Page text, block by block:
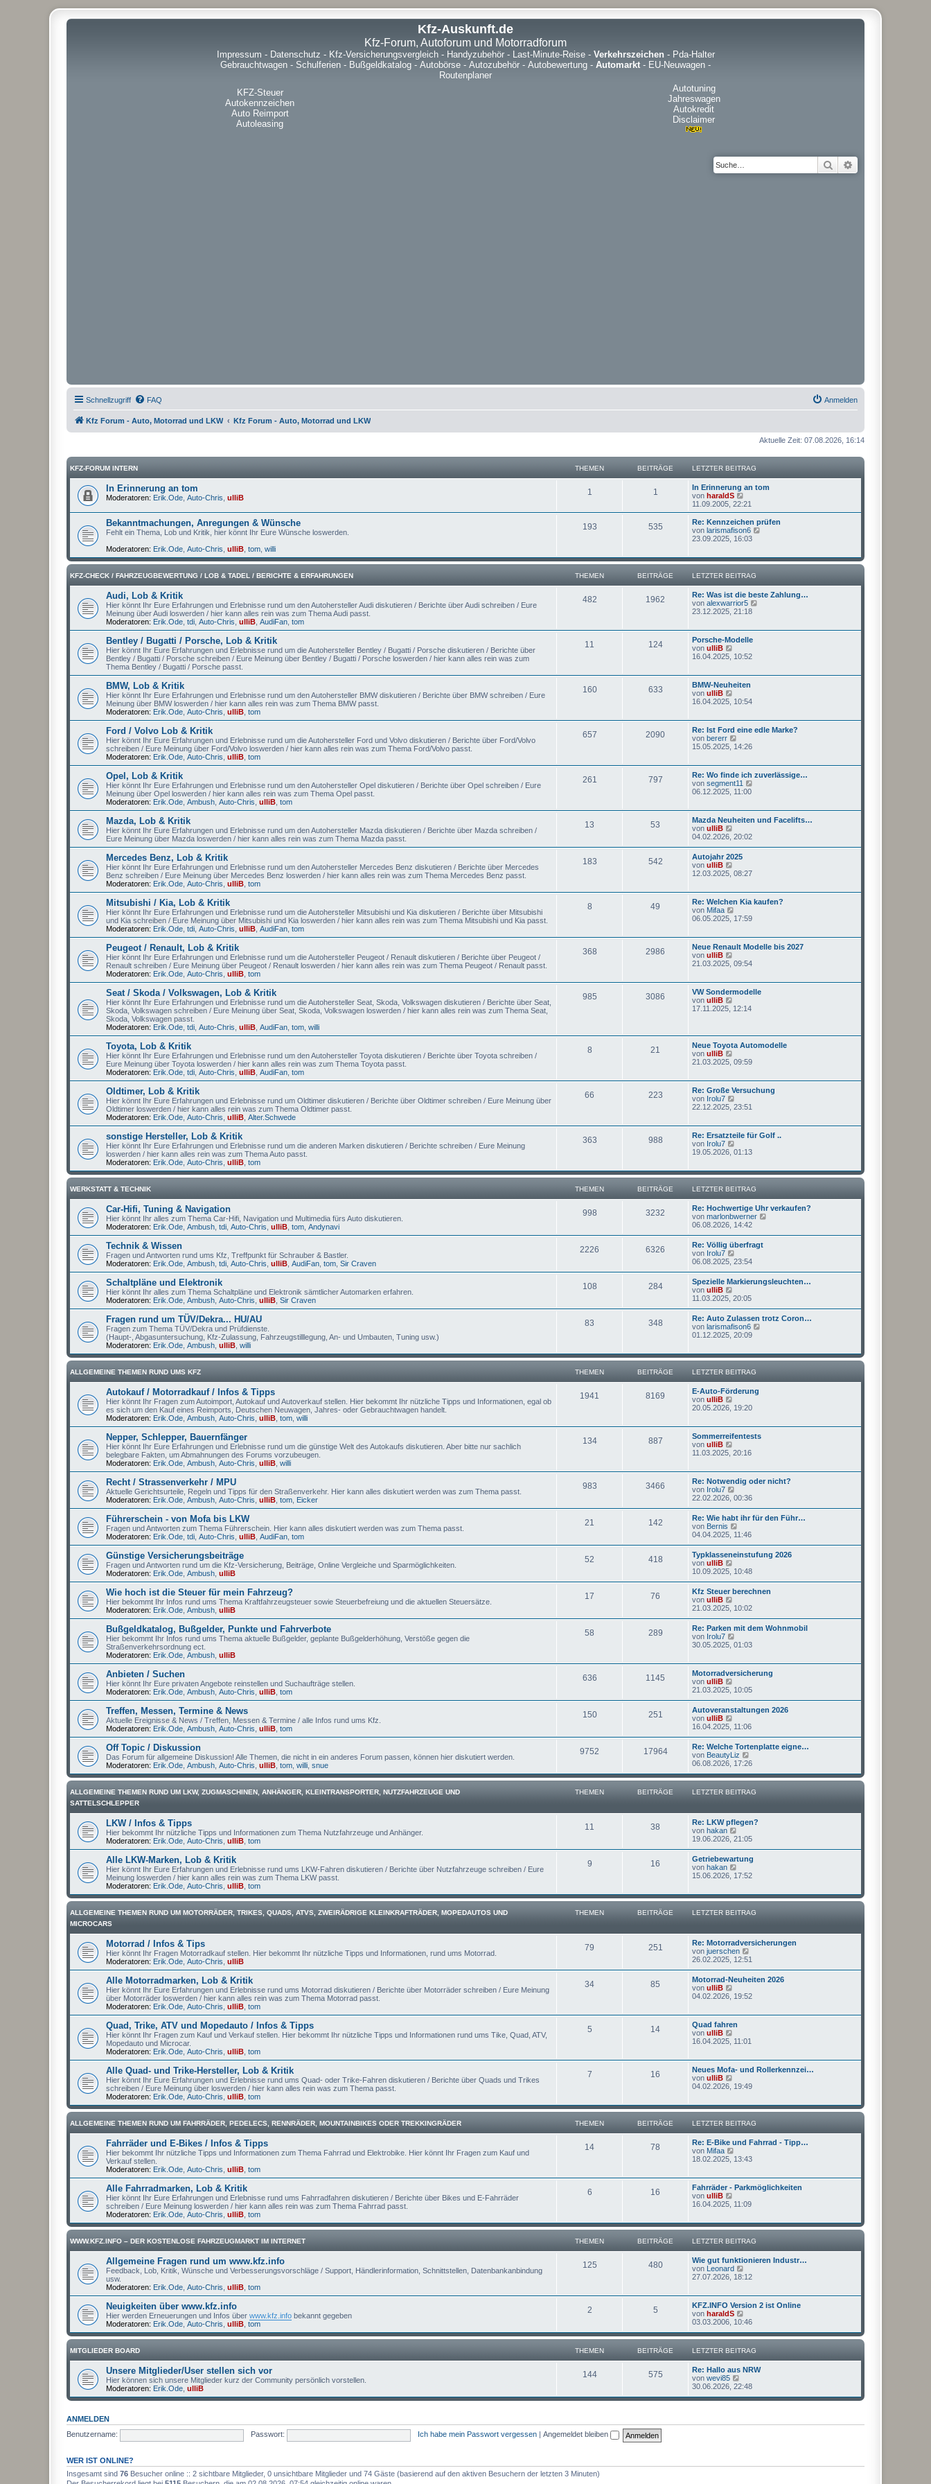
Kfz-Auskunft.de
Kfz-Forum, Autoforum und Motorradforum
Impressum - Datenschutz - Kfz-Versicherungsvergleich- Handyzubehör- Last-Minute-Reise- Verkehrszeichen- Pda-Halter
Gebrauchtwagen - Schulferien - Bußgeldkatalog - Autobörse - Autozubehör - Autobewertung - Automarkt - EU-Neuwagen -
Routenplaner
KFZ-Steuer
Autokennzeichen
Auto Reimport
Autoleasing
Autotuning
Jahreswagen
Autokredit
Disclaimer
Suche
Schnellzugriff FAQ Anmelden
Kfz Forum - Auto, Motorrad und LKW Kfz Forum - Auto, Motorrad und LKW
Aktuelle Zeit: 07.08.2026, 16:14
KFZ-FORUM INTERN THEMEN BEITRÄGE LETZTER BEITRAG
In Erinnerung an tom
Moderatoren: Erik.Ode Auto-Chris ulliB
1 1
In Erinnerung an tom
von haraldS
e
u
e
s
t
B
i
t
r
a
g
11.09.2005, 22:21
Bekanntmachungen, Anregungen & Wünsche
Fehlt ein Thema, Lob und Kritik, hier könnt Ihr Eure Wünsche loswerden.
Moderatoren: Erik.Ode Auto-Chris ulliB tom willi
193 535
Re: Kennzeichen prüfen
von larismafison6
s
r
B
r
23.09.2025, 16:03
KFZ-CHECK / FAHRZEUGBEWERTUNG / LOB & TADEL / BERICHTE & ERFAHRUNGEN THEMEN BEITRÄGE LETZTER BEITRAG
Audi, Lob & Kritik
Hier könnt Ihr Eure Erfahrungen und Erlebnisse rund um den Autohersteller Audi diskutieren / Berichte über Audi schreiben / Eure
Meinung über Audi loswerden / hier kann alles rein was zum Thema Audi passt.
Moderatoren: Erik.Ode tdi Auto-Chris ulliB AudiFan tom
482 1962
Re: Was ist die beste Zahlung…
von alexwarrior5
e
g
23.12.2025, 21:18
Bentley / Bugatti / Porsche, Lob & Kritik
Hier könnt Ihr Eure Erfahrungen und Erlebnisse rund um die Autohersteller Bentley / Bugatti / Porsche diskutieren / Berichte über
Bentley / Bugatti / Porsche schreiben / Eure Meinung über Bentley / Bugatti / Porsche loswerden / hier kann alles rein was zum
Thema Bentley / Bugatti / Porsche passt.
11 124
Porsche-Modelle
von ulliB
e
s
t
e
r
e
i
t
r
g
16.04.2025, 10:52
BMW, Lob & Kritik
Hier könnt Ihr Eure Erfahrungen und Erlebnisse rund um den Autohersteller BMW diskutieren / Berichte über BMW schreiben / Eure
Meinung über BMW loswerden / hier kann alles rein was zum Thema BMW passt.
Moderatoren: Erik.Ode Auto-Chris ulliB tom
160 633
BMW-Neuheiten
von ulliB
e
s
t
e
r
e
i
t
r
g
16.04.2025, 10:54
Ford / Volvo Lob & Kritik
Hier könnt Ihr Eure Erfahrungen und Erlebnisse rund um die Autohersteller Ford und Volvo diskutieren / Berichte über Ford/Volvo
schreiben / Eure Meinung über Ford/Volvo loswerden / hier kann alles rein was zum Thema Ford/Volvo passt.
Moderatoren: Erik.Ode Auto-Chris ulliB tom
657 2090
Re: Ist Ford eine edle Marke?
von bererr
e
s
t
e
r
e
i
r
a
g
15.05.2025, 14:26
Opel, Lob & Kritik
Hier könnt Ihr Eure Erfahrungen und Erlebnisse rund um den Autohersteller Opel diskutieren / Berichte über Opel schreiben / Eure
Meinung über Opel loswerden / hier kann alles rein was zum Thema Opel passt.
Moderatoren: Erik.Ode Ambush Auto-Chris ulliB tom
261 797
Re: Wo finde ich zuverlässige…
von segment11
t
B
a
g
06.12.2025, 11:00
Mazda, Lob & Kritik
Hier könnt Ihr Eure Erfahrungen und Erlebnisse rund um den Autohersteller Mazda diskutieren / Berichte über Mazda schreiben /
Eure Meinung über Mazda loswerden / hier kann alles rein was zum Thema Mazda passt.
13 53
Mazda Neuheiten und Facelifts…
von ulliB
e
e
s
t
e
B
e
i
t
a
g
04.02.2026, 20:02
Mercedes Benz, Lob & Kritik
Hier könnt Ihr Eure Erfahrungen und Erlebnisse rund um den Autohersteller Mercedes Benz diskutieren / Berichte über Mercedes
Benz schreiben / Eure Meinung über Mercedes Benz loswerden / hier kann alles rein was zum Thema Mercedes Benz passt.
Moderatoren: Erik.Ode Auto-Chris ulliB tom
183 542
Autojahr 2025
von ulliB
e
t
e
r
e
i
r
g
12.03.2025, 08:27
Mitsubishi / Kia, Lob & Kritik
Hier könnt Ihr Eure Erfahrungen und Erlebnisse rund um die Autohersteller Mitsubishi und Kia diskutieren / Berichte über Mitsubishi
und Kia schreiben / Eure Meinung über Mitsubishi und Kia loswerden / hier kann alles rein was zum Thema Mitsubishi und Kia passt.
Moderatoren: Erik.Ode tdi Auto-Chris ulliB AudiFan tom
8 49
Re: Welchen Kia kaufen?
von Mifaa
e
s
t
e
r
e
i
r
06.05.2025, 17:59
Peugeot / Renault, Lob & Kritik
Hier könnt Ihr Eure Erfahrungen und Erlebnisse rund um die Autohersteller Peugeot / Renault diskutieren / Berichte über Peugeot /
Renault schreiben / Eure Meinung über Peugeot / Renault loswerden / hier kann alles rein was zum Thema Peugeot / Renault passt.
Moderatoren: Erik.Ode Auto-Chris ulliB tom
368 2986
Neue Renault Modelle bis 2027
von ulliB
e
t
e
r
i
t
a
21.03.2025, 09:54
Seat / Skoda / Volkswagen, Lob & Kritik
Hier könnt Ihr Eure Erfahrungen und Erlebnisse rund um die Autohersteller Seat, Skoda, Volkswagen diskutieren / Berichte über Seat,
Skoda, Volkswagen schreiben / Eure Meinung über Seat, Skoda, Volkswagen loswerden / hier kann alles rein was zum Thema Seat,
Skoda, Volkswagen passt.
Moderatoren: Erik.Ode tdi Auto-Chris ulliB AudiFan tom willi
985 3086
VW Sondermodelle
von ulliB
e
e
r
B
i
t
r
a
17.11.2025, 12:14
Toyota, Lob & Kritik
Hier könnt Ihr Eure Erfahrungen und Erlebnisse rund um den Autohersteller Toyota diskutieren / Berichte über Toyota schreiben /
Eure Meinung über Toyota loswerden / hier kann alles rein was zum Thema Toyota passt.
Moderatoren: Erik.Ode tdi Auto-Chris ulliB AudiFan tom
8 21
Neue Toyota Automodelle
von ulliB
e
s
t
e
r
e
i
t
r
g
21.03.2025, 09:59
Oldtimer, Lob & Kritik
Hier könnt Ihr Eure Erfahrungen und Erlebnisse rund um Oldtimer diskutieren / Berichte über Oldtimer schreiben / Eure Meinung über
Oldtimer loswerden / hier kann alles rein was zum Thema Oldtimer passt.
Moderatoren: Erik.Ode Auto-Chris ulliB Alter.Schwede
66 223
Re: Große Versuchung
von Irolu7
e
s
t
e
r
e
t
r
a
g
22.12.2025, 23:51
sonstige Hersteller, Lob & Kritik
Hier könnt Ihr Eure Erfahrungen und Erlebnisse rund um die anderen Marken diskutieren / Berichte schreiben / Eure Meinung
loswerden / hier kann alles rein was zum Thema Auto passt.
Moderatoren: Erik.Ode Auto-Chris ulliB tom
363 988
Re: Ersatzteile für Golf ..
von Irolu7
e
s
e
r
B
e
i
t
r
g
19.05.2026, 01:13
WERKSTATT & TECHNIK THEMEN BEITRÄGE LETZTER BEITRAG
Car-Hifi, Tuning & Navigation
Hier könnt Ihr alles zum Thema Car-Hifi, Navigation und Multimedia fürs Auto diskutieren.
Moderatoren: Erik.Ode Ambush tdi Auto-Chris ulliB tom Andynavi
998 3232
Re: Hochwertige Uhr verkaufen?
von marlonbwerner
r
B
t
r
a
06.08.2026, 14:42
Technik & Wissen
Fragen und Antworten rund ums Kfz, Treffpunkt für Schrauber & Bastler.
Moderatoren: Erik.Ode Ambush tdi Auto-Chris ulliB AudiFan tom Sir Craven
2226 6326
Re: Völlig überfragt
von Irolu7
e
s
t
e
r
B
e
i
r
a
g
06.08.2025, 23:54
Schaltpläne und Elektronik
Hier könnt Ihr alles zum Thema Schaltpläne und Elektronik sämtlicher Automarken erfahren.
Moderatoren: Erik.Ode Ambush Auto-Chris ulliB Sir Craven
108 284
Spezielle Markierungsleuchten…
von ulliB
e
e
s
t
e
B
i
t
r
g
11.03.2025, 20:05
Fragen rund um TÜV/Dekra... HU/AU
Fragen zum Thema TÜV/Dekra und Prüfdienste.
(Haupt-, Abgasuntersuchung, Kfz-Zulassung, Fahrzeugstilllegung, An- und Umbauten, Tuning usw.)
Moderatoren: Erik.Ode Ambush ulliB willi
83 348
Re: Auto Zulassen trotz Coron…
von larismafison6
s
r
r
a
01.12.2025, 20:09
ALLGEMEINE THEMEN RUND UMS KFZ THEMEN BEITRÄGE LETZTER BEITRAG
Autokauf / Motorradkauf / Infos & Tipps
Hier könnt Ihr Fragen zum Autoimport, Autokauf und Autoverkauf stellen. Hier bekommt Ihr nützliche Tipps und Informationen, egal ob
es sich um den Kauf eines Reimports, Deutschen Neuwagen, Jahres- oder Gebrauchtwagen handelt.
Moderatoren: Erik.Ode Ambush Auto-Chris ulliB tom willi
1941 8169
E-Auto-Förderung
von ulliB
e
s
t
e
r
e
i
t
r
a
g
20.05.2026, 19:20
Nepper, Schlepper, Bauernfänger
Hier könnt Ihr Eure Erfahrungen und Erlebnisse rund um die günstige Welt des Autokaufs diskutieren. Aber bitte nur sachlich
belegbare Fakten, um Abmahnungen des Forums vorzubeugen.
Moderatoren: Erik.Ode Ambush Auto-Chris ulliB willi
134 887
Sommerreifentests
von ulliB
e
t
e
r
B
e
i
t
r
a
g
11.03.2025, 20:16
Recht / Strassenverkehr / MPU
Aktuelle Gerichtsurteile, Regeln und Tipps für den Straßenverkehr. Hier kann alles diskutiert werden was zum Thema passt.
Moderatoren: Erik.Ode Ambush Auto-Chris ulliB tom Eicker
983 3466
Re: Notwendig oder nicht?
von Irolu7
e
s
t
e
r
B
i
t
r
a
g
22.02.2026, 00:36
Führerschein - von Mofa bis LKW
Fragen und Antworten zum Thema Führerschein. Hier kann alles diskutiert werden was zum Thema passt.
Moderatoren: Erik.Ode tdi Auto-Chris ulliB AudiFan tom
21 142
Re: Wie habt ihr für den Führ…
von Bernis
e
e
s
t
e
r
B
i
t
r
a
g
04.04.2025, 11:46
Günstige Versicherungsbeiträge
Fragen und Antworten rund um die Kfz-Versicherung, Beiträge, Online Vergleiche und Sparmöglichkeiten.
Moderatoren: Erik.Ode Ambush ulliB
52 418
Typklasseneinstufung 2026
von ulliB
e
e
s
t
e
r
B
e
i
r
a
g
10.09.2025, 10:48
Wie hoch ist die Steuer für mein Fahrzeug?
Hier bekommt Ihr Infos rund ums Thema Kraftfahrzeugsteuer sowie Steuerbefreiung und die aktuellen Steuersätze.
Moderatoren: Erik.Ode Ambush ulliB
17 76
Kfz Steuer berechnen
von ulliB
e
s
t
e
B
e
t
r
a
g
21.03.2025, 10:02
Bußgeldkatalog, Bußgelder, Punkte und Fahrverbote
Hier bekommt Ihr Infos rund ums Thema aktuelle Bußgelder, geplante Bußgelderhöhung, Verstöße gegen die
Straßenverkehrsordnung ect.
Moderatoren: Erik.Ode Ambush ulliB
58 289
Re: Parken mit dem Wohnmobil
von Irolu7
e
t
e
r
B
e
t
r
a
g
30.05.2025, 01:03
Anbieten / Suchen
Hier könnt Ihr Eure privaten Angebote reinstellen und Suchaufträge stellen.
Moderatoren: Erik.Ode Ambush Auto-Chris ulliB tom
636 1145
Motorradversicherung
von ulliB
e
s
t
e
r
B
e
i
t
r
a
g
21.03.2025, 10:05
Treffen, Messen, Termine & News
Aktuelle Ereignisse & News / Treffen, Messen & Termine / alle Infos rund ums Kfz.
Moderatoren: Erik.Ode Ambush Auto-Chris ulliB tom
150 251
Autoveranstaltungen 2026
von ulliB
e
e
s
t
e
r
e
a
g
16.04.2025, 11:06
Off Topic / Diskussion
Das Forum für allgemeine Diskussion! Alle Themen, die nicht in ein anderes Forum passen, können hier diskutiert werden.
Moderatoren: Erik.Ode Ambush Auto-Chris ulliB tom willi snue
9752 17964
Re: Welche Tortenplatte eigne…
von BeautyLiz
e
e
t
r
B
i
a
06.08.2026, 17:26
ALLGEMEINE THEMEN RUND UM LKW, ZUGMASCHINEN, ANHÄNGER, KLEINTRANSPORTER, NUTZFAHRZEUGE UND
SATTELSCHLEPPER
THEMEN BEITRÄGE LETZTER BEITRAG
LKW / Infos & Tipps
Hier bekommt Ihr nützliche Tipps und Informationen zum Thema Nutzfahrzeuge und Anhänger.
Moderatoren: Erik.Ode Auto-Chris ulliB tom
11 38
Re: LKW pflegen?
von hakan
e
s
t
e
B
i
g
19.06.2026, 21:05
Alle LKW-Marken, Lob & Kritik
Hier könnt Ihr Eure Erfahrungen und Erlebnisse rund ums LKW-Fahren diskutieren / Berichte über Nutzfahrzeuge schreiben / Eure
Meinung loswerden / hier kann alles rein was zum Thema LKW passt.
Moderatoren: Erik.Ode Auto-Chris ulliB tom
9 16
Getriebewartung
von hakan
e
s
e
B
e
i
t
g
15.06.2026, 17:52
ALLGEMEINE THEMEN RUND UM MOTORRÄDER, TRIKES, QUADS, ATVS, ZWEIRÄDRIGE KLEINKRAFTRÄDER, MOPEDAUTOS UND
MICROCARS
THEMEN BEITRÄGE LETZTER BEITRAG
Motorrad / Infos & Tips
Hier könnt Ihr Fragen Motorradkauf stellen. Hier bekommt Ihr nützliche Tipps und Informationen, rund ums Motorrad.
Moderatoren: Erik.Ode Auto-Chris ulliB
79 251
Re: Motorradversicherungen
von juerschen
e
e
s
t
e
B
t
a
g
26.02.2025, 12:51
Alle Motorradmarken, Lob & Kritik
Hier könnt Ihr Eure Erfahrungen und Erlebnisse rund ums Motorrad diskutieren / Berichte über Motorräder schreiben / Eure Meinung
über Motorräder loswerden / hier kann alles rein was zum Thema Motorrad passt.
Moderatoren: Erik.Ode Auto-Chris ulliB tom
34 85
Motorrad-Neuheiten 2026
von ulliB
e
t
e
r
e
i
r
g
04.02.2026, 19:52
Quad, Trike, ATV und Mopedauto / Infos & Tipps
Hier könnt Ihr Fragen zum Kauf und Verkauf stellen. Hier bekommt Ihr nützliche Tipps und Informationen rund ums Tike, Quad, ATV,
Mopedauto und Microcar.
Moderatoren: Erik.Ode Auto-Chris ulliB tom
5 14
Quad fahren
von ulliB
e
t
e
r
e
t
r
a
g
16.04.2025, 11:01
Alle Quad- und Trike-Hersteller, Lob & Kritik
Hier könnt Ihr Eure Erfahrungen und Erlebnisse rund ums Quad- oder Trike-Fahren diskutieren / Berichte über Quads und Trikes
schreiben / Eure Meinung über loswerden / hier kann alles rein was zum Thema passt.
Moderatoren: Erik.Ode Auto-Chris ulliB tom
7 16
Neues Mofa- und Rollerkennzei…
von ulliB
e
s
e
r
B
e
i
r
a
04.02.2026, 19:49
ALLGEMEINE THEMEN RUND UM FAHRRÄDER, PEDELECS, RENNRÄDER, MOUNTAINBIKES ODER TREKKINGRÄDER THEMEN BEITRÄGE LETZTER BEITRAG
Fahrräder und E-Bikes / Infos & Tipps
Hier bekommt Ihr nützliche Tipps und Informationen zum Thema Fahrrad und Elektrobike. Hier könnt Ihr Fragen zum Kauf und
Verkauf stellen.
Moderatoren: Erik.Ode Auto-Chris ulliB tom
14 78
Re: E-Bike und Fahrrad - Tipp…
von Mifaa
e
s
t
e
r
e
t
r
a
g
18.02.2025, 13:43
Alle Fahrradmarken, Lob & Kritik
Hier könnt Ihr Eure Erfahrungen und Erlebnisse rund ums Fahrradfahren diskutieren / Berichte über Bikes und E-Fahrräder
schreiben / Eure Meinung loswerden / hier kann alles rein was zum Thema Fahrrad passt.
Moderatoren: Erik.Ode Auto-Chris ulliB tom
6 16
Fahrräder - Parkmöglichkeiten
von ulliB
e
s
e
r
B
e
i
r
a
g
16.04.2025, 11:09
WWW.KFZ.INFO – DER KOSTENLOSE FAHRZEUGMARKT IM INTERNET THEMEN BEITRÄGE LETZTER BEITRAG
Allgemeine Fragen rund um www.kfz.info
Feedback, Lob, Kritik, Wünsche und Verbesserungsvorschläge / Support, Händlerinformation, Schnittstellen, Datenbankanbindung
usw.
Moderatoren: Erik.Ode Auto-Chris ulliB tom
125 480
Wie gut funktionieren Industr…
von Leonard
e
s
t
e
r
B
i
t
r
g
27.07.2026, 18:12
Neuigkeiten über www.kfz.info
Hier werden Erneuerungen und Infos über www.kfz.info bekannt gegeben
Moderatoren: Erik.Ode Auto-Chris ulliB tom
2 5
KFZ.INFO Version 2 ist Online
von haraldS
e
e
t
e
r
e
i
03.03.2006, 10:46
MITGLIEDER BOARD THEMEN BEITRÄGE LETZTER BEITRAG
Unsere Mitglieder/User stellen sich vor
Hier können sich unsere Mitglieder kurz der Community persönlich vorstellen.
Moderatoren: Erik.Ode ulliB
144 575
Re: Hallo aus NRW
von wevi85
e
e
e
t
30.06.2026, 22:48
ANMELDEN
Benutzername:
Passwort: Ich habe mein Passwort vergessen Angemeldet bleiben
WER IST ONLINE?
Insgesamt sind 76 Besucher online :: 2 sichtbare Mitglieder, 0 unsichtbare Mitglieder und 74 Gäste (basierend auf den aktiven Besuchern der letzten 3 Minuten)